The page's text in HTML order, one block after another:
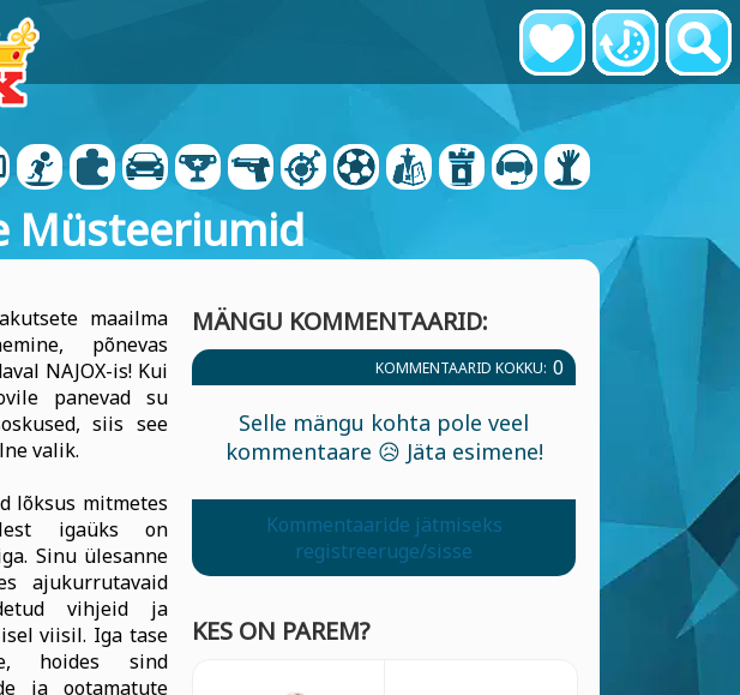
Müsteeriumid
maailma
põnevas
NAJOX-is! Kui
panevad su
siis see
valik.
lõksus mitmetes
igaüks on
Sinu ülesanne
ajukurrutavaid
vihjeid ja
viisil. Iga tase
hoides sind
ja ootamatute
MÄNGU KOMMENTAARID:
KOMMENTAARID KOKKU: 0
Selle mängu kohta pole veel
kommentaare 😥 Jäta esimene!
Kommentaaride jätmiseks
registreeruge/sisse
KES ON PAREM?